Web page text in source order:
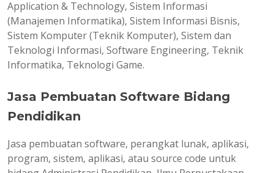
Application & Technology, Sistem Informasi
(Manajemen Informatika), Sistem Informasi Bisnis,
Sistem Komputer (Teknik Komputer), Sistem dan
Teknologi Informasi, Software Engineering, Teknik
Informatika, Teknologi Game.
Jasa Pembuatan Software Bidang
Pendidikan
Jasa pembuatan software, perangkat lunak, aplikasi,
program, sistem, aplikasi, atau source code untuk